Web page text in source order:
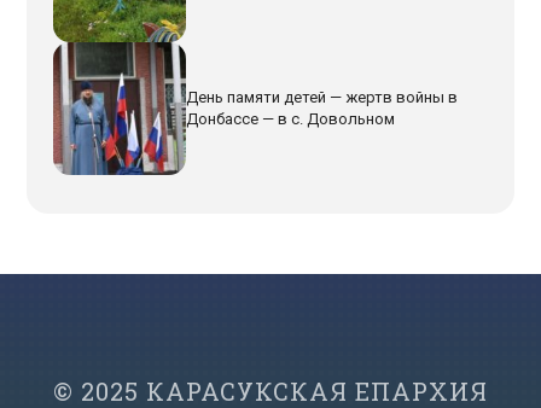
День памяти детей — жертв войны в
Донбассе — в с. Довольном
© 2025 КАРАСУКСКАЯ ЕПАРХИЯ